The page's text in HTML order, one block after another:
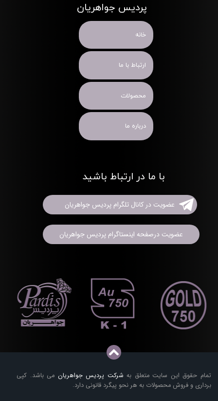
تمام حقوق این سایت متعلق به شرکت پردیس جواهریان می باشد. کپی
برداری و فروش محصولات به هر نحو پیگرد قانونی دارد.
پردیس جواهریان
خانه
ارتباط با ما
محصولات
درباره ما
با ما در ارتباط باشید
عضویت در کانال تلگرام پردیس جواهریان
عضویت درصفحه اینستاگرام پردیس جواهریان